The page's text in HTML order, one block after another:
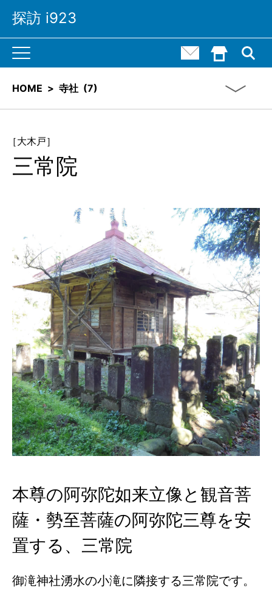
探訪 i923
a
i
N
a
i
t
i
o
n
お問い合わせ
HOME()
HOME > 寺社 (7)
［大木戸］
三常院
本尊の阿弥陀如来立像と観音菩
薩・勢至菩薩の阿弥陀三尊を安
置する、三常院
御滝神社湧水の小滝に隣接する三常院です。